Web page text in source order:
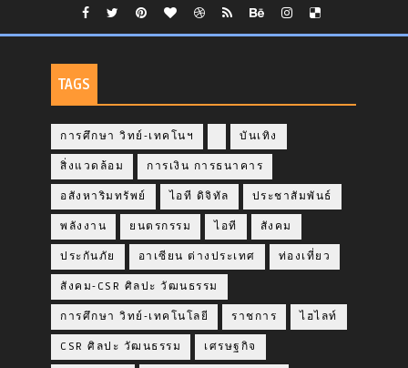
TAGS
การศึกษา วิทย์-เทคโนฯ บันเทิง
สิ่งแวดล้อม การเงิน การธนาคาร
อสังหาริมทรัพย์ ไอที ดิจิทัล ประชาสัมพันธ์
พลังงาน ยนตรกรรม ไอที สังคม
ประกันภัย อาเซียน ต่างประเทศ ท่องเที่ยว
สังคม-CSR ศิลปะ วัฒนธรรม
การศึกษา วิทย์-เทคโนโลยี ราชการ ไฮไลท์
CSR ศิลปะ วัฒนธรรม เศรษฐกิจ